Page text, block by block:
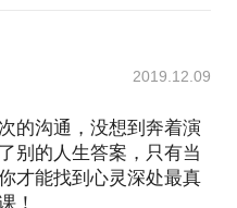
2019.12.09
的沟通，没想到奔着演
别的人生答案，只有当
才能找到心灵深处最真
！